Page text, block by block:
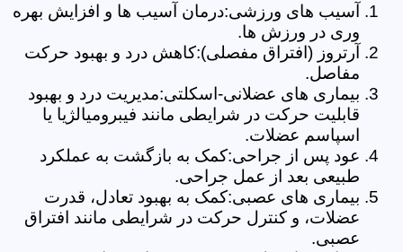
آسیب های ورزشی:درمان آسیب ها و افزایش بهره
وری در ورزش ها.
آرتروز (افتراق مفصلی):کاهش درد و بهبود حرکت
مفاصل.
بیماری های عضلانی-اسکلتی:مدیریت درد و بهبود
قابلیت حرکت در شرایطی مانند فیبرومیالژیا یا
اسپاسم عضلات.
عود پس از جراحی:کمک به بازگشت به عملکرد
طبیعی بعد از عمل جراحی.
بیماری های عصبی:کمک به بهبود تعادل، قدرت
عضلات، و کنترل حرکت در شرایطی مانند افتراق
عصبی.